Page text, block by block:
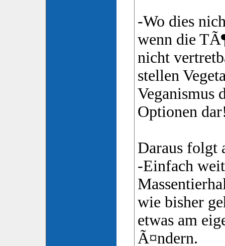
-Wo dies
wenn die
nicht
stellen
Veganismus
Optionen
Daraus folgt
-Einfach
wie bisher
etwas am
Ã¤ndern.